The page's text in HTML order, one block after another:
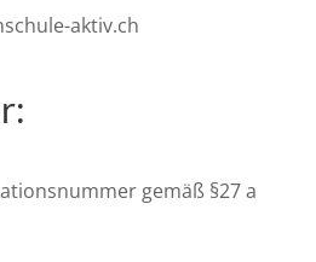
aktiv.ch
gemäß §27 a